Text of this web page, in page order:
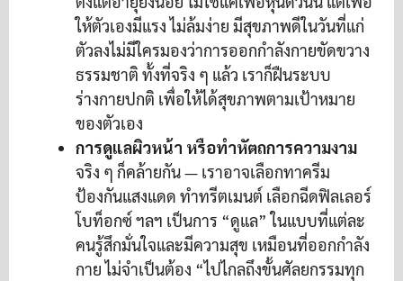
ให้ตัวเองมีแรง ไม่ล้มง่าย มีสุขภาพดีในวันที่แก่
ตัวลงไม่มีใครมองว่าการออกกำลังกายขัดขวาง
ธรรมชาติ ทั้งที่จริง ๆ แล้ว เราก็ฝืนระบบ
ร่างกายปกติ เพื่อให้ได้สุขภาพตามเป้าหมาย
ของตัวเอง
การดูแลผิวหน้า หรือทำหัตถการความงาม
จริง ๆ ก็คล้ายกัน — เราอาจเลือกทาครีม
ป้องกันแสงแดด ทำทรีตเมนต์ เลือกฉีดฟิลเลอร์
โบท็อกซ์ ฯลฯ เป็นการ “ดูแล” ในแบบที่แต่ละ
คนรู้สึกมั่นใจและมีความสุข เหมือนที่ออกกำลัง
กาย ไม่จำเป็นต้อง “ไปไกลถึงขั้นศัลยกรรมทุก